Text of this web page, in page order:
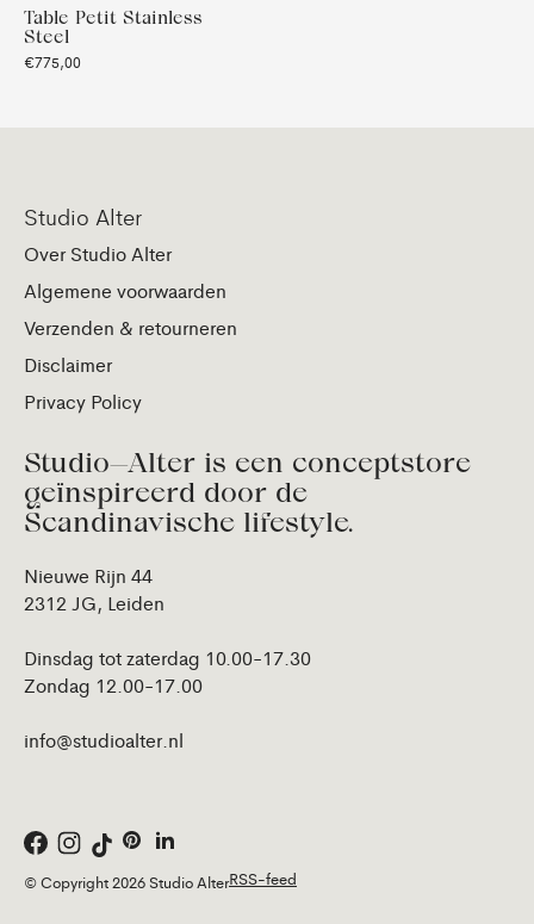
Table Petit Stainless
Steel
€775,00
Studio Alter
Over Studio Alter
Algemene voorwaarden
Verzenden & retourneren
Disclaimer
Privacy Policy
Studio—Alter is een conceptstore
geïnspireerd door de
Scandinavische lifestyle.
Nieuwe Rijn 44
2312 JG, Leiden
Dinsdag tot zaterdag 10.00-17.30
Zondag 12.00-17.00
info@studioalter.nl
© Copyright 2026 Studio AlterRSS-feed